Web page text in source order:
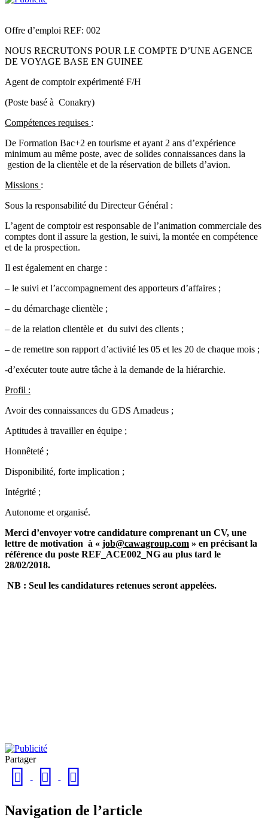
Offre d’emploi REF: 002
NOUS RECRUTONS POUR LE COMPTE D’UNE AGENCE
DE VOYAGE BASE EN GUINEE
Agent de comptoir expérimenté F/H
(Poste basé à Conakry)
Compétences requises :
De Formation Bac+2 en tourisme et ayant 2 ans d’expérience
minimum au même poste, avec de solides connaissances dans la
gestion de la clientèle et de la réservation de billets d’avion.
Missions :
Sous la responsabilité du Directeur Général :
L’agent de comptoir est responsable de l’animation commerciale des
comptes dont il assure la gestion, le suivi, la montée en compétence
et de la prospection.
Il est également en charge :
– le suivi et l’accompagnement des apporteurs d’affaires ;
– du démarchage clientèle ;
– de la relation clientèle et du suivi des clients ;
– de remettre son rapport d’activité les 05 et les 20 de chaque mois ;
-d’exécuter toute autre tâche à la demande de la hiérarchie.
Profil :
Avoir des connaissances du GDS Amadeus ;
Aptitudes à travailler en équipe ;
Honnêteté ;
Disponibilité, forte implication ;
Intégrité ;
Autonome et organisé.
Merci d’envoyer votre candidature comprenant un CV, une
lettre de motivation à « job@cawagroup.com » en précisant la
référence du poste REF_ACE002_NG au plus tard le
28/02/2018.
NB : Seul les candidatures retenues seront appelées.
Partager
Navigation de l’article